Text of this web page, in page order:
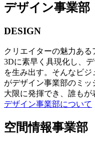
デザイン事業部
DESIGN
クリエイターの魅力あ
3Dに素早く具現化し、
を生み出す。そんなビ
がデザイン事業部のミ
大限に発揮でき、誰もが
デザイン事業部について
空間情報事業部